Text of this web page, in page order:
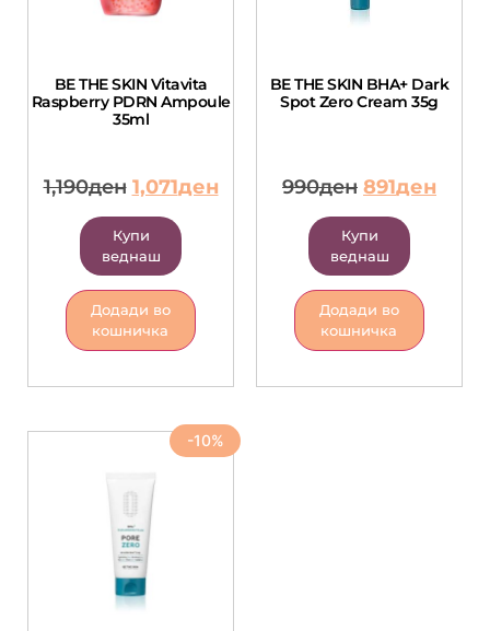
BE THE SKIN Vitavita
Raspberry PDRN Ampoule
35ml
1,190ден 1,071ден
Купи
веднаш
Додади во
кошничка
BE THE SKIN BHA+ Dark
Spot Zero Cream 35g
990ден 891ден
Купи
веднаш
Додади во
кошничка
-10%